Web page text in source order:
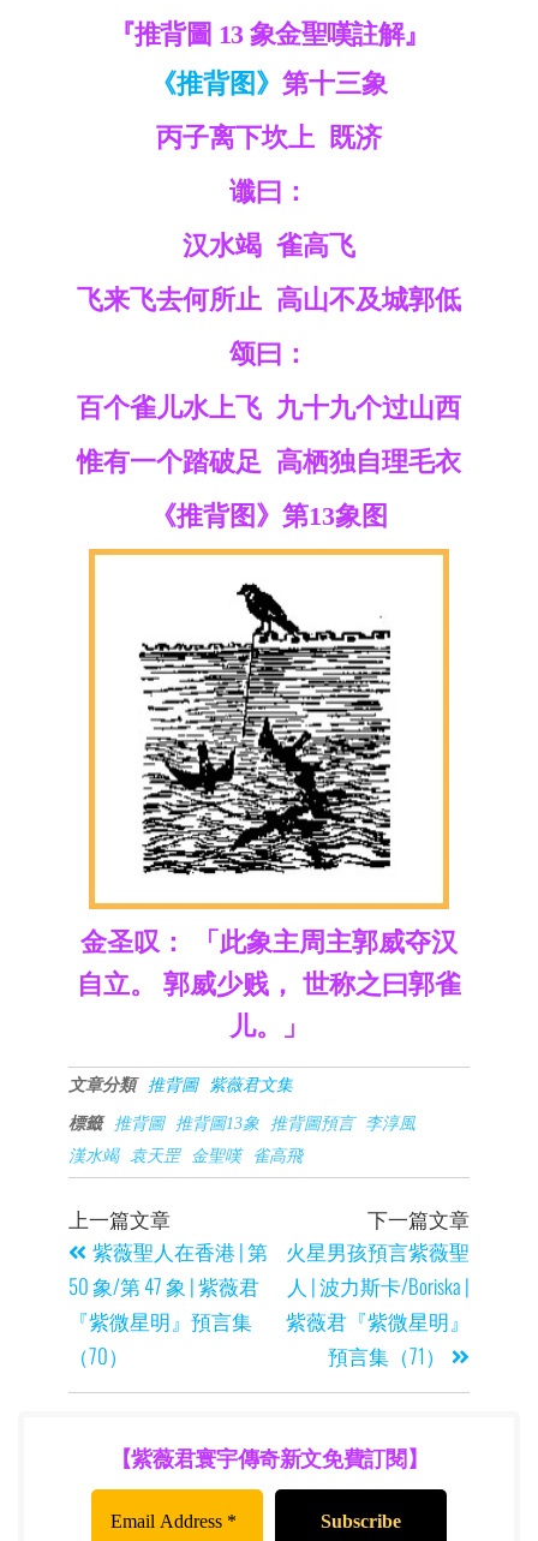
『推背圖 13 象金聖嘆註解』
《推背图》 第十三象
丙子离下坎上 既济
谶曰：
汉水竭 雀高飞
飞来飞去何所止 高山不及城郭低
颂曰：
百个雀儿水上飞 九十九个过山西
惟有一个踏破足 高栖独自理毛衣
《推背图》第13象图
金圣叹： 「此象主周主郭威夺汉
自立。 郭威少贱， 世称之曰郭雀
儿。」
文章分類 推背圖 紫薇君文集
標籤 推背圖 推背圖13象 推背圖預言
李淳風
漢水竭
袁天罡 金聖嘆 雀高飛
上一篇文章
紫薇聖人在香港 | 第
50 象/第 47 象 | 紫薇君
『紫微星明』預言集
（70）
下一篇文章
火星男孩預言紫薇聖
人 | 波力斯卡/Boriska |
紫薇君『紫微星明』
預言集（71）
【紫薇君寰宇傳奇新文免費訂閱】